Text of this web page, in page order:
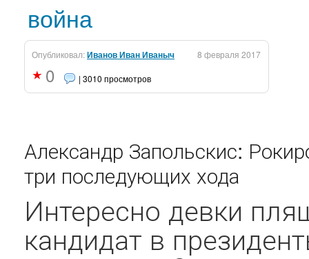
война
Опубликовал:Иванов Иван Иваныч 8 февраля 2017
0 | 3010 просмотров
Александр Запольскис:
три последующих хода
Интересно девки
кандидат в